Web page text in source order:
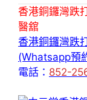
香港銅鑼灣跌
醫舘
香港銅鑼灣跌
(Whatsapp預
電話： 852-